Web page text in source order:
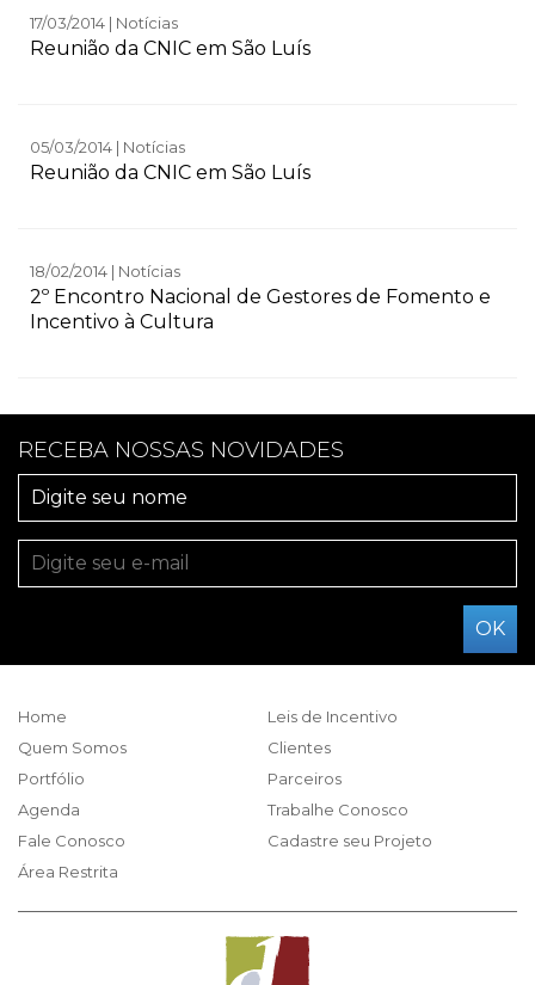
17/03/2014 | Notícias
Reunião da CNIC em São Luís
05/03/2014 | Notícias
Reunião da CNIC em São Luís
18/02/2014 | Notícias
2º Encontro Nacional de Gestores de Fomento e
Incentivo à Cultura
RECEBA NOSSAS NOVIDADES
Home
Quem Somos
Portfólio
Leis de Incentivo
Clientes
Parceiros
Agenda
Fale Conosco
Área Restrita
Trabalhe Conosco
Cadastre seu Projeto